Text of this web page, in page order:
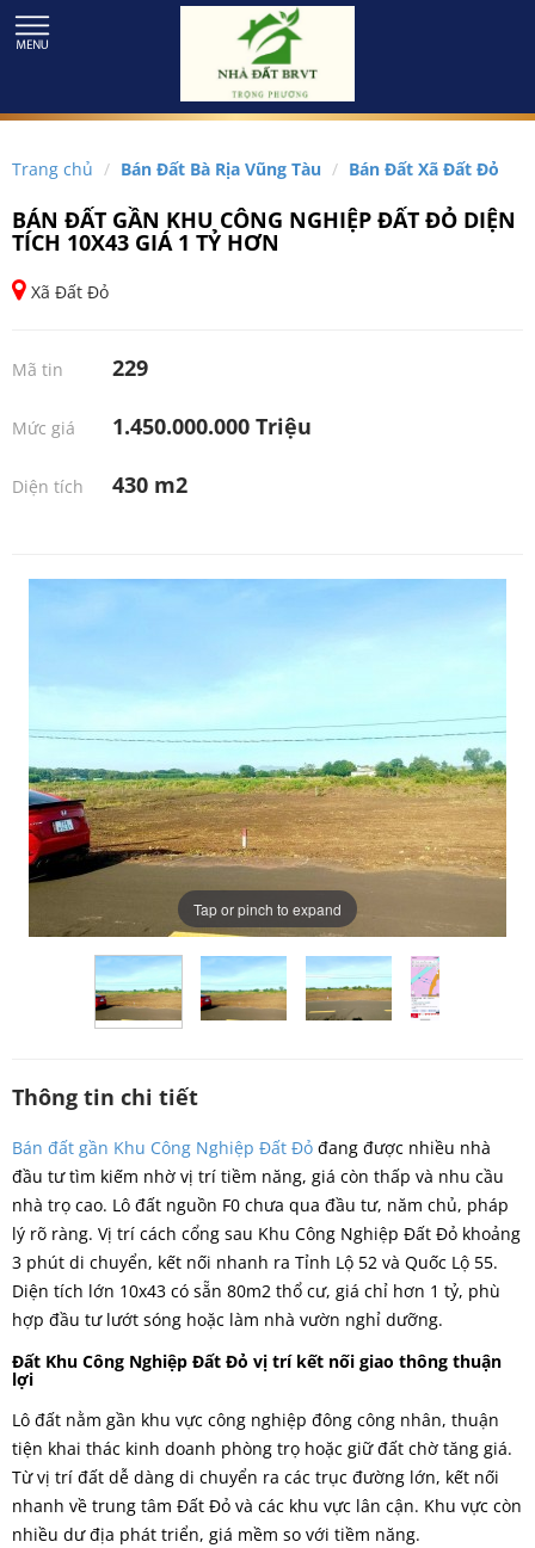
Trang chủ Bán Đất Bà Rịa Vũng Tàu Bán Đất Xã Đất Đỏ
BÁN ĐẤT GẦN KHU CÔNG NGHIỆP ĐẤT ĐỎ DIỆN
TÍCH 10X43 GIÁ 1 TỶ HƠN
Xã Đất Đỏ
Mã tin 229
Mức giá 1.450.000.000 Triệu
Diện tích 430 m2
Tap or pinch to expand
Thông tin chi tiết
Bán đất gần Khu Công Nghiệp Đất Đỏ đang được nhiều nhà
đầu tư tìm kiếm nhờ vị trí tiềm năng, giá còn thấp và nhu cầu
nhà trọ cao. Lô đất nguồn F0 chưa qua đầu tư, năm chủ, pháp
lý rõ ràng. Vị trí cách cổng sau Khu Công Nghiệp Đất Đỏ khoảng
3 phút di chuyển, kết nối nhanh ra Tỉnh Lộ 52 và Quốc Lộ 55.
Diện tích lớn 10x43 có sẵn 80m2 thổ cư, giá chỉ hơn 1 tỷ, phù
hợp đầu tư lướt sóng hoặc làm nhà vườn nghỉ dưỡng.
Đất Khu Công Nghiệp Đất Đỏ vị trí kết nối giao thông thuận
lợi
Lô đất nằm gần khu vực công nghiệp đông công nhân, thuận
tiện khai thác kinh doanh phòng trọ hoặc giữ đất chờ tăng giá.
Từ vị trí đất dễ dàng di chuyển ra các trục đường lớn, kết nối
nhanh về trung tâm Đất Đỏ và các khu vực lân cận. Khu vực còn
nhiều dư địa phát triển, giá mềm so với tiềm năng.